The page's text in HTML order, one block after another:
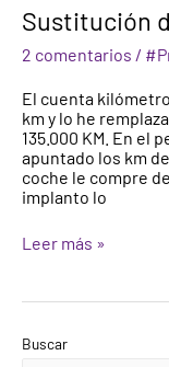
Sustitución
2 comentarios /
El cuenta
km y lo he
135.000 KM. En el
apuntado los km
coche le compre
implanto lo
Sustitución
del
cuentakilómetros
Leer más »
Buscar